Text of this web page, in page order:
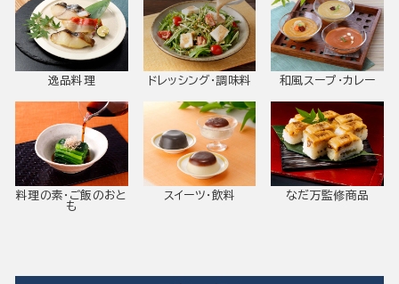
逸品料理 ドレッシング・調味料 和風スープ・カレー
料理の素・ご飯のおと
も
スイーツ・飲料 なだ万監修商品